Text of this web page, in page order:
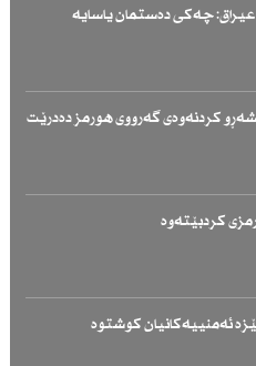
چەكی دەستمان یاسایە
كردنەوەی گەرووی هورمز دەدرێت
كردبێتەوە
ئەمنییەكانیان كوشتوە